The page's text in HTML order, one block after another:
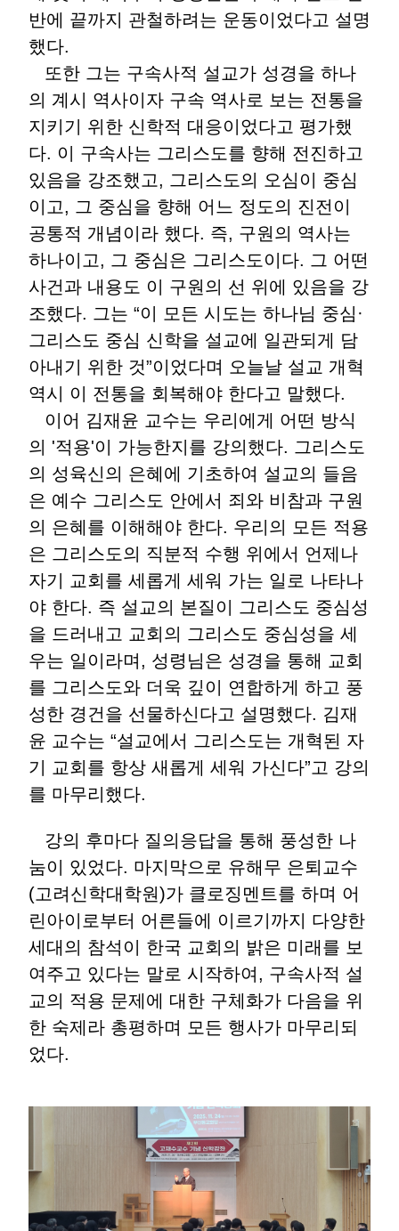
반에 끝까지 관철하려는 운동이었다고 설명
했다.
또한 그는 구속사적 설교가 성경을 하나
의 계시 역사이자 구속 역사로 보는 전통을
지키기 위한 신학적 대응이었다고 평가했
다. 이 구속사는 그리스도를 향해 전진하고
있음을 강조했고, 그리스도의 오심이 중심
이고, 그 중심을 향해 어느 정도의 진전이
공통적 개념이라 했다. 즉, 구원의 역사는
하나이고, 그 중심은 그리스도이다. 그 어떤
사건과 내용도 이 구원의 선 위에 있음을 강
조했다. 그는 “이 모든 시도는 하나님 중심·
그리스도 중심 신학을 설교에 일관되게 담
아내기 위한 것”이었다며 오늘날 설교 개혁
역시 이 전통을 회복해야 한다고 말했다.
이어 김재윤 교수는 우리에게 어떤 방식
의 '적용'이 가능한지를 강의했다. 그리스도
의 성육신의 은혜에 기초하여 설교의 들음
은 예수 그리스도 안에서 죄와 비참과 구원
의 은혜를 이해해야 한다. 우리의 모든 적용
은 그리스도의 직분적 수행 위에서 언제나
자기 교회를 세롭게 세워 가는 일로 나타나
야 한다. 즉 설교의 본질이 그리스도 중심성
을 드러내고 교회의 그리스도 중심성을 세
우는 일이라며, 성령님은 성경을 통해 교회
를 그리스도와 더욱 깊이 연합하게 하고 풍
성한 경건을 선물하신다고 설명했다. 김재
윤 교수는 “설교에서 그리스도는 개혁된 자
기 교회를 항상 새롭게 세워 가신다”고 강의
를 마무리했다.
강의 후마다 질의응답을 통해 풍성한 나
눔이 있었다. 마지막으로 유해무 은퇴교수
(고려신학대학원)가 클로징멘트를 하며 어
린아이로부터 어른들에 이르기까지 다양한
세대의 참석이 한국 교회의 밝은 미래를 보
여주고 있다는 말로 시작하여, 구속사적 설
교의 적용 문제에 대한 구체화가 다음을 위
한 숙제라 총평하며 모든 행사가 마무리되
었다.